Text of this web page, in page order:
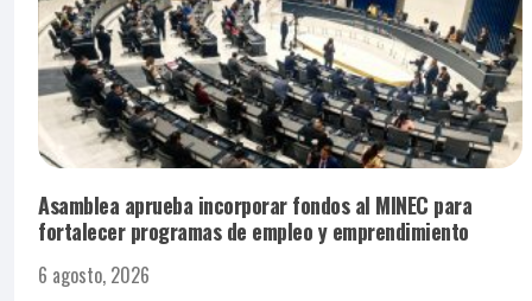
Asamblea aprueba incorporar fondos al MINEC para
fortalecer programas de empleo y emprendimiento
6 agosto, 2026